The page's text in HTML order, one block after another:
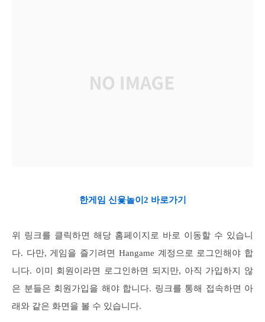
한게임 신윷놀이2 바로가기
위 링크를 클릭하면 해당 홈페이지로 바로 이동할 수 있습니
다. 다만, 게임을 즐기려면 Hangame 계정으로 로그인해야 합
니다. 이미 회원이라면 로그인하면 되지만, 아직 가입하지 않
은 분들은 회원가입을 해야 합니다. 링크를 통해 접속하면 아
래와 같은 화면을 볼 수 있습니다.